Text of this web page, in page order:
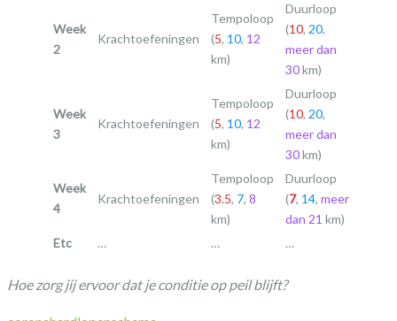
Week
2
Krachtoefeningen
Tempoloop
(5, 10, 12
km)
Duurloop
(10, 20,
meer dan
30km)
Week
3
Krachtoefeningen
Tempoloop
(5, 10, 12
km)
Duurloop
(10, 20,
meer dan
30km)
Week
4
Krachtoefeningen
Tempoloop
(3.5, 7, 8
km)
Duurloop
(7, 14, meer
dan 21 km)
Etc
… … …
Hoe zorg jij ervoor dat je conditie op peil blijft?